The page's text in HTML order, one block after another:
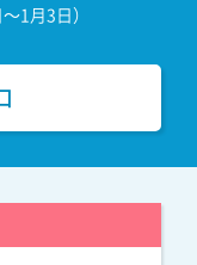
1月3日）